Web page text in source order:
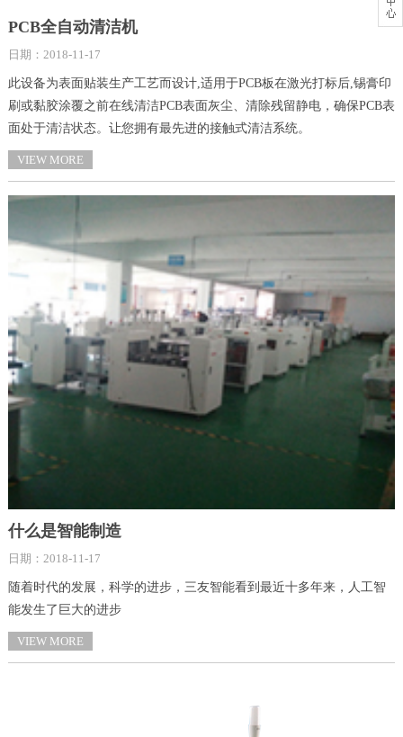
PCB全自动清洁机
日期：2018-11-17
此设备为表面贴装生产工艺而设计,适用于PCB板在激光打标后,锡膏印
刷或黏胶涂覆之前在线清洁PCB表面灰尘、清除残留静电，确保PCB表
面处于清洁状态。让您拥有最先进的接触式清洁系统。
VIEW MORE
什么是智能制造
日期：2018-11-17
随着时代的发展，科学的进步，三友智能看到最近十多年来，人工智
能发生了巨大的进步
VIEW MORE